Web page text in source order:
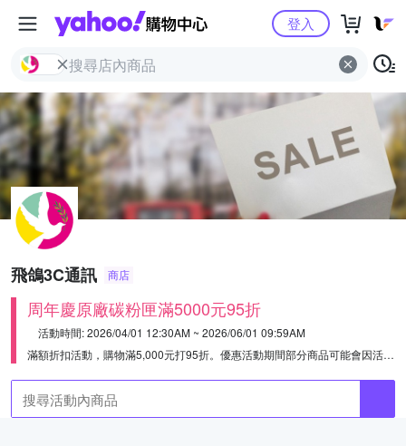
Yahoo購物中心
登入
飛鴿3C通訊 商店
周年慶原廠碳粉匣滿5000元95折
活動時間: 2026/04/01 12:30AM ~ 2026/06/01 09:59AM
滿額折扣活動，購物滿5,000元打95折。 優惠活動期間部分商品可能會因活動而缺貨，下單前請先來電客服02-89536566詢問喔!